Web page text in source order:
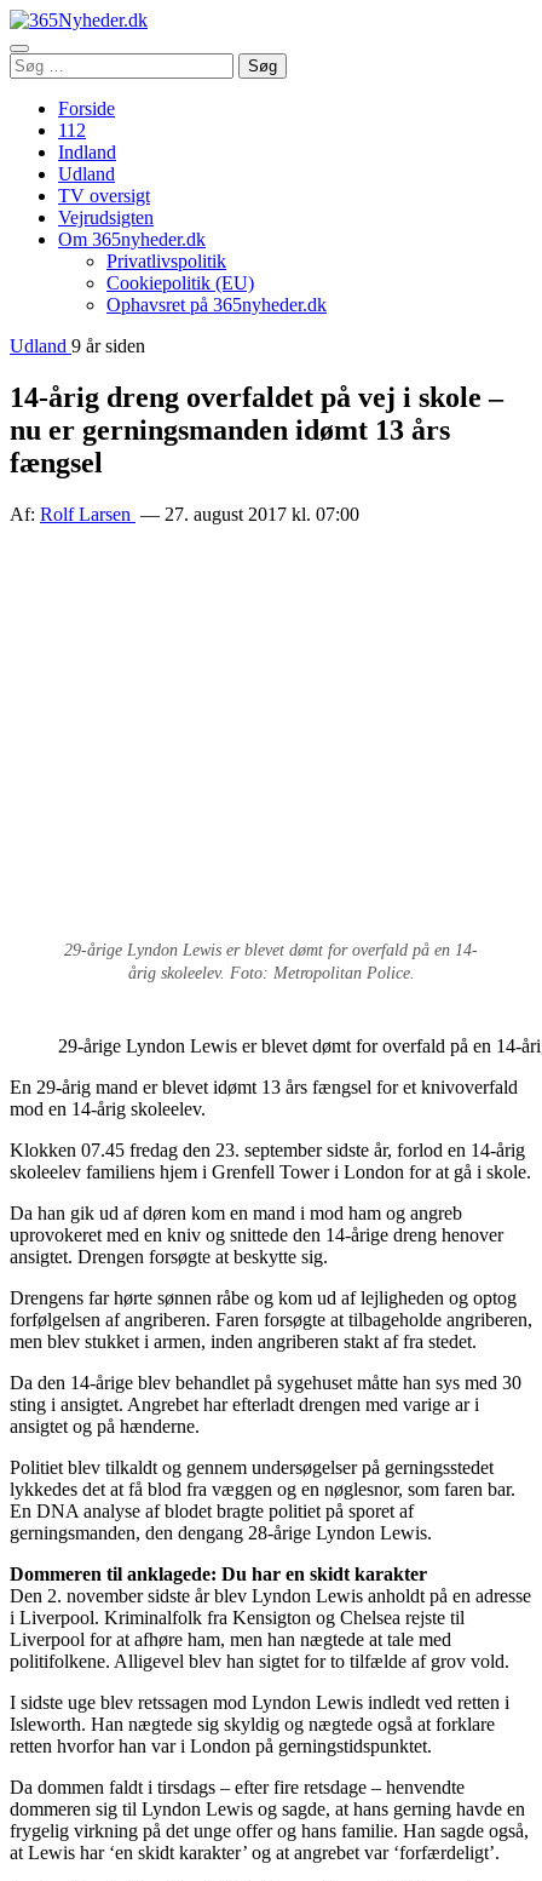
Åbn
menu
Søg
efter:
Søg
Forside
112
Indland
Udland
TV oversigt
Vejrudsigten
Om 365nyheder.dk
Privatlivspolitik
Cookiepolitik (EU)
Ophavsret på 365nyheder.dk
Udland 9 år siden
14-årig dreng overfaldet på vej i skole –
nu er gerningsmanden idømt 13 års
fængsel
Af: Rolf Larsen — 27. august 2017 kl. 07:00
29-årige Lyndon Lewis er blevet dømt for overfald på en 14-
årig skoleelev. Foto: Metropolitan Police.
29-årige Lyndon Lewis er blevet dømt for overfald på en 14-
En 29-årig mand er blevet idømt 13 års fængsel for et knivoverfald
mod en 14-årig skoleelev.
Klokken 07.45 fredag den 23. september sidste år, forlod en 14-årig
skoleelev familiens hjem i Grenfell Tower i London for at gå i skole.
Da han gik ud af døren kom en mand i mod ham og angreb
uprovokeret med en kniv og snittede den 14-årige dreng henover
ansigtet. Drengen forsøgte at beskytte sig.
Drengens far hørte sønnen råbe og kom ud af lejligheden og optog
forfølgelsen af angriberen. Faren forsøgte at tilbageholde angriberen,
men blev stukket i armen, inden angriberen stakt af fra stedet.
Da den 14-årige blev behandlet på sygehuset måtte han sys med 30
sting i ansigtet. Angrebet har efterladt drengen med varige ar i
ansigtet og på hænderne.
Politiet blev tilkaldt og gennem undersøgelser på gerningsstedet
lykkedes det at få blod fra væggen og en nøglesnor, som faren bar.
En DNA analyse af blodet bragte politiet på sporet af
gerningsmanden, den dengang 28-årige Lyndon Lewis.
Dommeren til anklagede: Du har en skidt karakter
Den 2. november sidste år blev Lyndon Lewis anholdt på en adresse
i Liverpool. Kriminalfolk fra Kensigton og Chelsea rejste til
Liverpool for at afhøre ham, men han nægtede at tale med
politifolkene. Alligevel blev han sigtet for to tilfælde af grov vold.
I sidste uge blev retssagen mod Lyndon Lewis indledt ved retten i
Isleworth. Han nægtede sig skyldig og nægtede også at forklare
retten hvorfor han var i London på gerningstidspunktet.
Da dommen faldt i tirsdags – efter fire retsdage – henvendte
dommeren sig til Lyndon Lewis og sagde, at hans gerning havde en
frygelig virkning på det unge offer og hans familie. Han sagde også,
at Lewis har ‘en skidt karakter’ og at angrebet var ‘forfærdeligt’.